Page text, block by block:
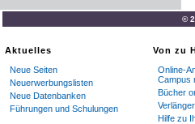
©
Aktuelles
Neue Seiten
Neuerwerbungslisten
Neue Datenbanken
Führungen und Schulungen
Von zu
Online-
Campus
Bücher
Hilfe zu